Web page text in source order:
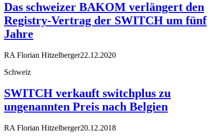
Das schweizer BAKOM verlängert den
Registry-Vertrag der SWITCH um fünf
Jahre
RA Florian Hitzelberger22.12.2020
Schweiz
SWITCH verkauft switchplus zu
ungenannten Preis nach Belgien
RA Florian Hitzelberger20.12.2018